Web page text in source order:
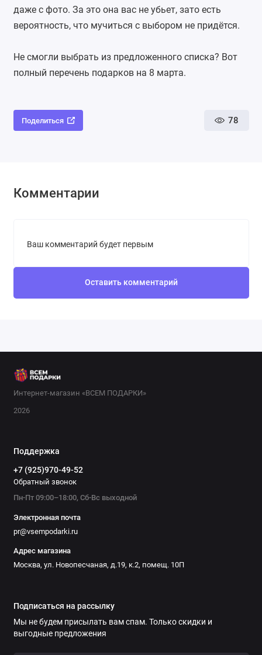
даже с фото. За это она вас не убьет, зато есть
вероятность, что мучиться с выбором не придётся.
Не смогли выбрать из предложенного списка? Вот
полный перечень подарков на 8 марта.
Поделиться 78
Комментарии
Ваш комментарий будет первым
Оставить комментарий
Интернет-магазин «ВСЕМ ПОДАРКИ»
2026
Поддержка
+7 (925)970-49-52
Обратный звонок
Пн-Пт 09:00–18:00, Сб-Вс выходной
Электронная почта
pr@vsempodarki.ru
Адрес магазина
Москва, ул. Новопесчаная, д.19, к.2, помещ. 10П
Подписаться на рассылку
Мы не будем присылать вам спам. Только скидки и
выгодные предложения